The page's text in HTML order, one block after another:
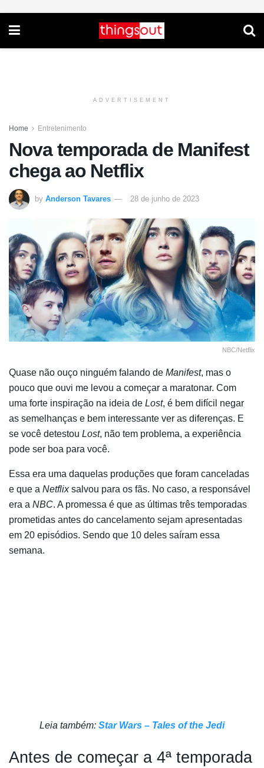
ADVERTISEMENT
Home Entretenimento
Nova temporada de Manifest
chega ao Netflix
by Anderson Tavares 28 de junho de 2023
NBC/Netflix
Quase não ouço ninguém falando de Manifest, mas o
pouco que ouvi me levou a começar a maratonar. Com
uma forte inspiração na ideia de Lost, é bem difícil negar
as semelhanças e bem interessante ver as diferenças. E
se você detestou Lost, não tem problema, a experiência
pode ser boa para você.
Essa era uma daquelas produções que foram canceladas
e que a Netflixsalvou para os fãs. No caso, a responsável
era a NBC. A promessa é que as últimas três temporadas
prometidas antes do cancelamento sejam apresentadas
em 20 episódios. Sendo que 10 deles saíram essa
semana.
Leia também: Star Wars – Tales of the Jedi
Antes de começar a 4ª temporada